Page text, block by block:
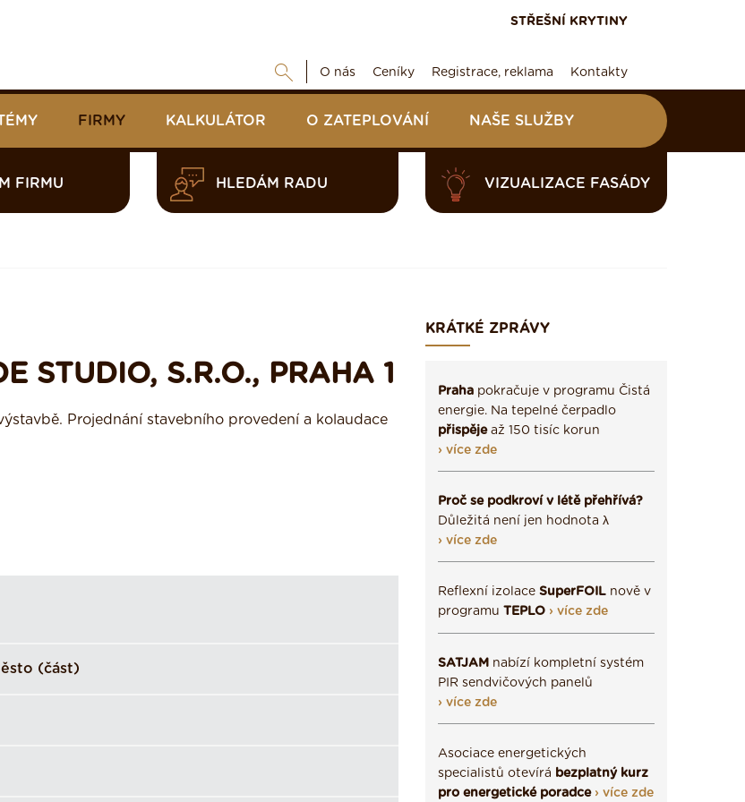
STŘEŠNÍ KRYTINY
O nás Ceníky Registrace, reklama Kontakty
FIRMY KALKULÁTOR O ZATEPLOVÁNÍ NAŠE SLUŽBY
FIRMU HLEDÁM RADU VIZUALIZACE FASÁDY
STUDIO, S.R.O., PRAHA 1
Projednání stavebního provedení a kolaudace
(část)
KRÁTKÉ ZPRÁVY
Praha pokračuje v programu Čistá
energie. Na tepelné čerpadlo
přispějeaž 150 tisíc korun
› více zde
Proč se podkroví v létě přehřívá?
Důležitá není jen hodnota λ
› více zde
Reflexní izolace SuperFOIL nově v
programu TEPLO › více zde
SATJAM nabízí kompletní systém
PIR sendvičových panelů
› více zde
Asociace energetických
specialistů otevírá bezplatný kurz
pro energetické poradce › více zde